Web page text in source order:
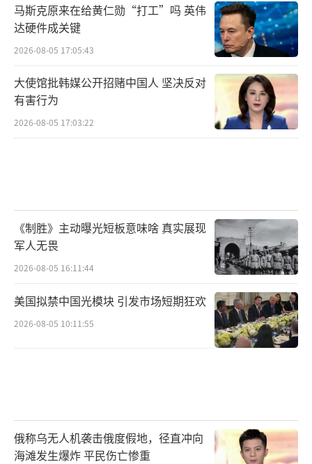
马斯克原来在给黄仁勋“打工”吗 英伟
达硬件成关键
2026-08-05 17:05:43
大使馆批韩媒公开招赌中国人 坚决反对
有害行为
2026-08-05 17:03:22
《制胜》主动曝光短板意味啥 真实展现
军人无畏
2026-08-05 16:11:44
美国拟禁中国光模块 引发市场短期狂欢
2026-08-05 10:11:55
俄称乌无人机袭击俄度假地，径直冲向
海滩发生爆炸 平民伤亡惨重